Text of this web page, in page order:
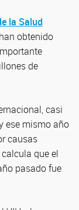
la Salud
obtenido
de
casi
ese mismo año
causas
que el
pasado fue